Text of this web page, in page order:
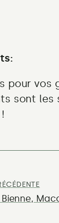
pour vos
sont les